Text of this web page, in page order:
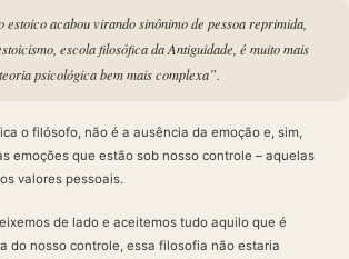
estoico acabou virando sinônimo de pessoa reprimida,
escola filosófica da Antiguidade, é muito mais
psicológica bem mais complexa”.
o filósofo, não é a ausência da emoção e, sim,
emoções que estão sob nosso controle – aquelas
valores pessoais.
de lado e aceitemos tudo aquilo que é
do nosso controle, essa filosofia não estaria